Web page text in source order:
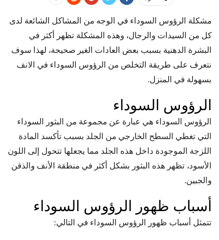
مشكلة الرؤوس السوداء في الوجه من المشاكل الشائعة لدى
كل من السيدات والرجال، وهذه المشكلة تظهر أكثر في
البشرة الدهنية بسبب بعض العادات الغير صحيحة، لهذا سوف
نتعرف على طريقة التخلص من الرؤوس السوداء في الانف
بسهولة في المنزل.
الرؤوس السوداء
الرؤوس السوداء هي عبارة عن مجموعة من البثور السوداء
التي تغطي السطح الخارجي من الجلد بسبب تأكسد المادة
اللزجة الموجودة داخل هذه الجلد مما يجعلها تتحول إلى اللون
الأسود، تظهر هذه البثور بشكل أكثر في منطقة الأنف والذقن
والجبين.
أسباب ظهور الرؤوس السوداء
تتمثل أسباب ظهور الرؤوس السوداء في التالي: